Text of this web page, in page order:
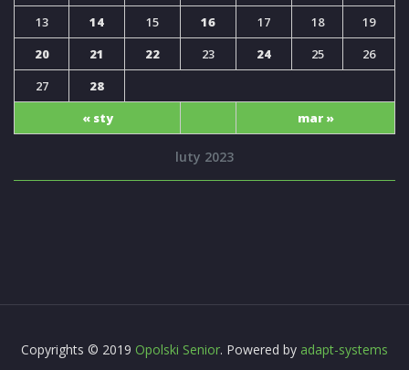
luty 2023
« sty mar »
13
14 15 16 17 18
19
20
21 22 23 24 25
26
27
28
Copyrights © 2019 Opolski Senior. Powered by adapt-systems